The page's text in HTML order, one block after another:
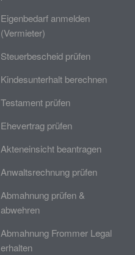
Eigenbedarf anmelden
(Vermieter)
Steuerbescheid prüfen
Kindesunterhalt berechnen
Testament prüfen
Ehevertrag prüfen
Akteneinsicht beantragen
Anwaltsrechnung prüfen
Abmahnung prüfen &
abwehren
Abmahnung Frommer Legal
erhalten